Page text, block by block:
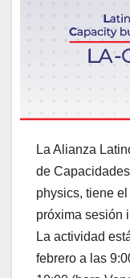
La Alianza
de
physics, tiene
próxima sesión
La actividad
febrero a las